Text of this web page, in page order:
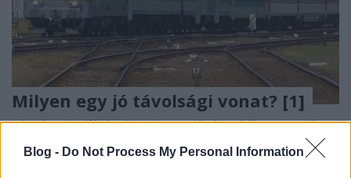
Blog - Do Not Process My Personal Information
Milyen egy jó távolsági vonat? [1]
Kinek csináljuk, és mit tettünk eddig rosszul?
Budapest HBF• 2023. május 02.